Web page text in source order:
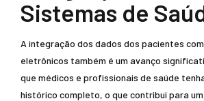
Sistemas de
A integração dos dados dos pacientes
eletrônicos também é um avanço
que médicos e profissionais de saúde
histórico completo, o que contribui para